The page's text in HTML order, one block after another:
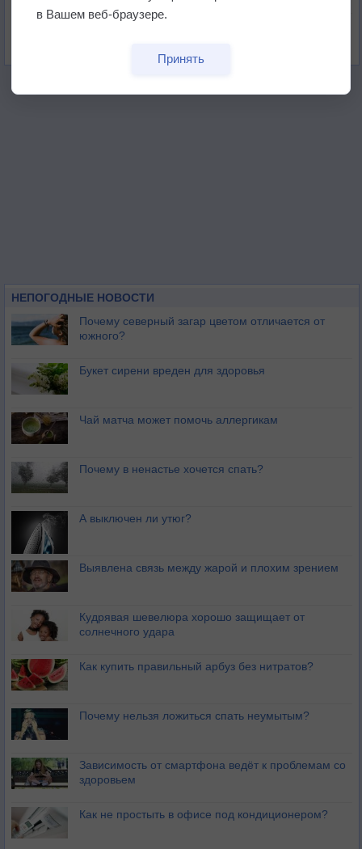
Изменение климата повлияло на ареал обитания
НЕПОГОДНЫЕ НОВОСТИ
Почему северный загар цветом отличается от
южного?
Букет сирени вреден для здоровья
Чай матча может помочь аллергикам
Почему в ненастье хочется спать?
А выключен ли утюг?
Выявлена связь между жарой и плохим зрением
Кудрявая шевелюра хорошо защищает от
солнечного удара
Как купить правильный арбуз без нитратов?
Почему нельзя ложиться спать неумытым?
Зависимость от смартфона ведёт к проблемам со
здоровьем
Как не простыть в офисе под кондиционером?
в Вашем веб-браузере.
Принять